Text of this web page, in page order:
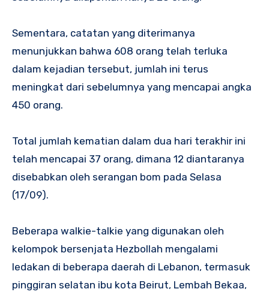
Sementara, catatan yang diterimanya
menunjukkan bahwa 608 orang telah terluka
dalam kejadian tersebut, jumlah ini terus
meningkat dari sebelumnya yang mencapai angka
450 orang.
Total jumlah kematian dalam dua hari terakhir ini
telah mencapai 37 orang, dimana 12 diantaranya
disebabkan oleh serangan bom pada Selasa
(17/09).
Beberapa walkie-talkie yang digunakan oleh
kelompok bersenjata Hezbollah mengalami
ledakan di beberapa daerah di Lebanon, termasuk
pinggiran selatan ibu kota Beirut, Lembah Bekaa,